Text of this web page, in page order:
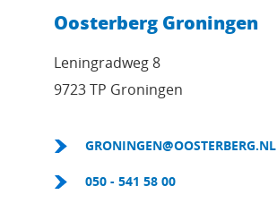
Oosterberg Groningen
Leningradweg 8
9723 TP Groningen
GRONINGEN@OOSTERBERG.NL
050 - 541 58 00